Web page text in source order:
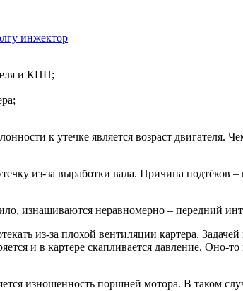
инжектор
и КПП;
к утечке является возраст двигателя.
из-за выработки вала. Причина подтёков
изнашиваются неравномерно – передний
из-за плохой вентиляции картера.
и в картере скапливается давление. Оно-
изношенность поршней мотора. В таком